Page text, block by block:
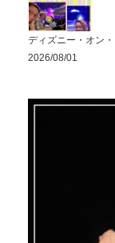
ディズニー・オン・
2026/08/01